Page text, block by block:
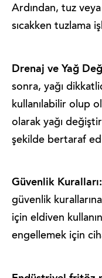
Ardından, tuz
sıcakken tuzlama
Drenaj ve Yağ
sonra, yağı
kullanılabilir olup
olarak yağı
şekilde bertaraf
Güvenlik Kuralları:
güvenlik
için eldiven kullanın
engellemek için